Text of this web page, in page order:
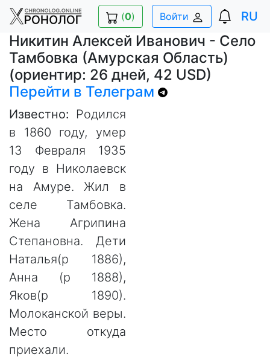
(0) Войти RU
Никитин Алексей Иванович - Село
Тамбовка (Амурская Область)
(ориентир: 26 дней, 42 USD)
Перейти в Телеграм
Известно: Родился
в 1860 году, умер
13 Февраля 1935
году в Николаевск
на Амуре. Жил в
селе Тамбовка.
Жена Агрипина
Степановна. Дети
Наталья(р 1886),
Анна (р 1888),
Яков(р 1890).
Молоканской веры.
Место откуда
приехали.